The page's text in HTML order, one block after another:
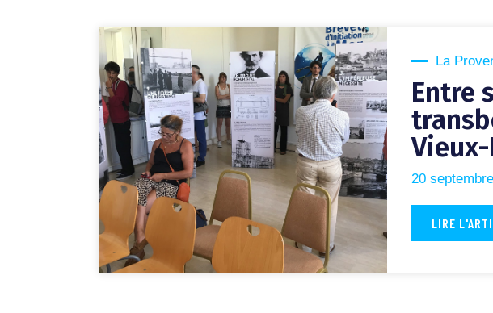
La
Entre
20
LIRE